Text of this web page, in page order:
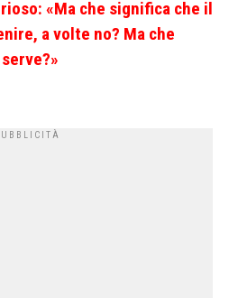
«Ma che significa che il
a volte no? Ma che